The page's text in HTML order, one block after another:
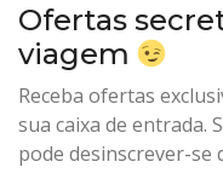
Ofertas
viagem
Receba ofertas
sua caixa de entrada.
pode desinscrever-se